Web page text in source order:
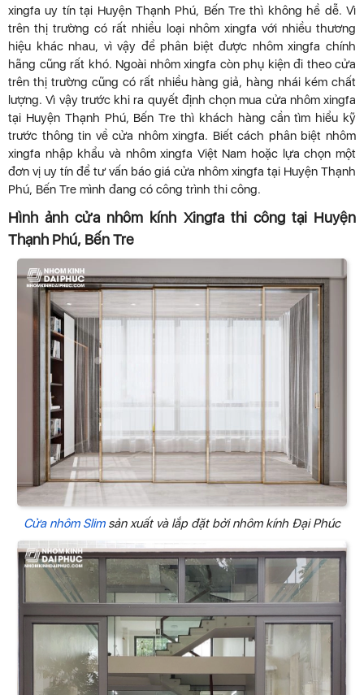
xingfa uy tín tại Huyện Thạnh Phú, Bến Tre thì không hề dễ. Vì
trên thị trường có rất nhiều loại nhôm xingfa với nhiều thương
hiệu khác nhau, vì vậy để phân biệt được nhôm xingfa chính
hãng cũng rất khó. Ngoài nhôm xingfa còn phụ kiện đi theo cửa
trên thị trường cũng có rất nhiều hàng giả, hàng nhái kém chất
lượng. Vì vậy trước khi ra quyết định chọn mua cửa nhôm xingfa
tại Huyện Thạnh Phú, Bến Tre thì khách hàng cần tìm hiểu kỹ
trước thông tin về cửa nhôm xingfa. Biết cách phân biệt nhôm
xingfa nhập khẩu và nhôm xingfa Việt Nam hoặc lựa chọn một
đơn vị uy tín để tư vấn báo giá cửa nhôm xingfa tại Huyện Thạnh
Phú, Bến Tre mình đang có công trình thi công.
Hình ảnh cửa nhôm kính Xingfa thi công tại Huyện
Thạnh Phú, Bến Tre
Cửa nhôm Slimsản xuất và lắp đặt bởi nhôm kính Đại Phúc